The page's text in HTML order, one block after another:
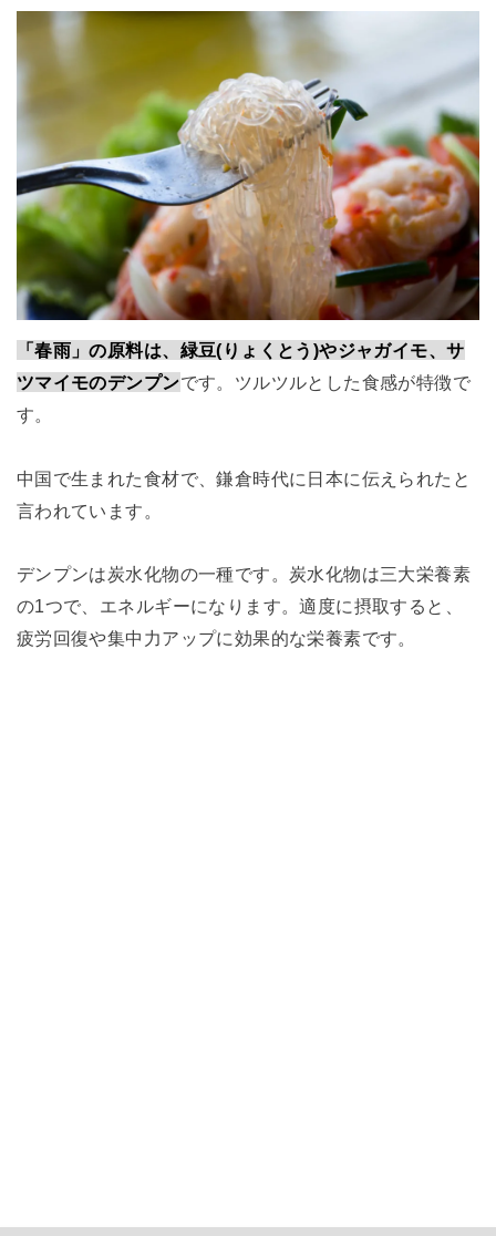
「春雨」の原料は、緑豆(りょくとう)やジャガイモ、サ
ツマイモのデンプンです。ツルツルとした食感が特徴で
す。
中国で生まれた食材で、鎌倉時代に日本に伝えられたと
言われています。
デンプンは炭水化物の一種です。炭水化物は三大栄養素
の1つで、エネルギーになります。適度に摂取すると、
疲労回復や集中力アップに効果的な栄養素です。